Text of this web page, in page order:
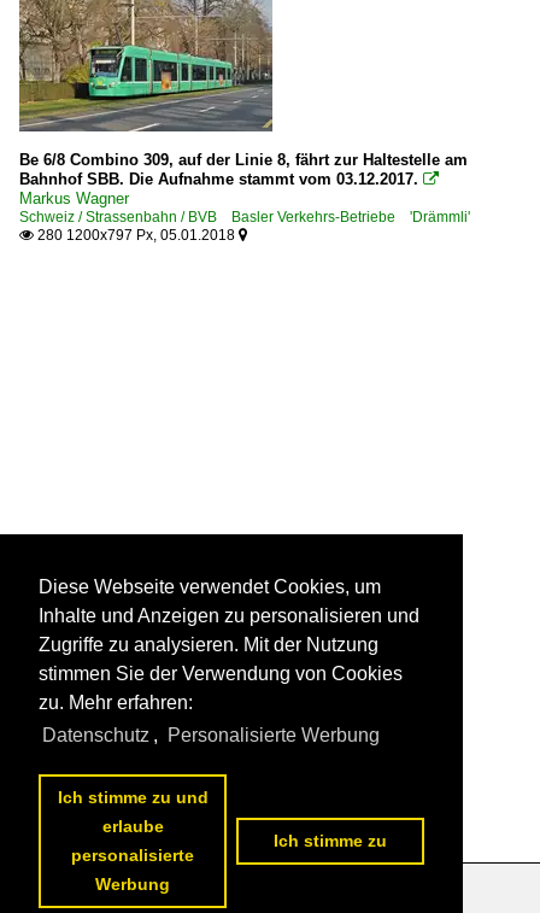
Be 6/8 Combino 309, auf der Linie 8, fährt zur Haltestelle am
Bahnhof SBB. Die Aufnahme stammt vom 03.12.2017. 
Markus Wagner
Schweiz / Strassenbahn / BVB Basler Verkehrs-Betriebe 'Drämmli'
 280 1200x797 Px, 05.01.2018 
Datenschutzerklärung
Diese Webseite verwendet Cookies, um
Inhalte und Anzeigen zu personalisieren und
Zugriffe zu analysieren. Mit der Nutzung
stimmen Sie der Verwendung von Cookies
zu. Mehr erfahren:
Datenschutz , Personalisierte Werbung
Ich stimme zu und
erlaube
personalisierte
Werbung
Ich stimme zu